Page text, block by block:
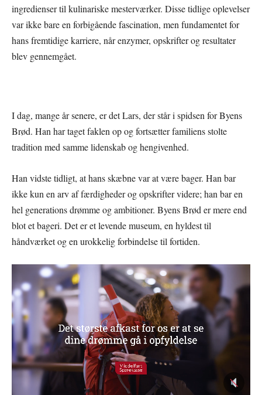
ingredienser til kulinariske mesterværker. Disse tidlige oplevelser
var ikke bare en forbigående fascination, men fundamentet for
hans fremtidige karriere, når enzymer, opskrifter og resultater
blev gennemgået.
I dag, mange år senere, er det Lars, der står i spidsen for Byens
Brød. Han har taget faklen op og fortsætter familiens stolte
tradition med samme lidenskab og hengivenhed.
Han vidste tidligt, at hans skæbne var at være bager. Han bar
ikke kun en arv af færdigheder og opskrifter videre; han bar en
hel generations drømme og ambitioner. Byens Brød er mere end
blot et bageri. Det er et levende museum, en hyldest til
håndværket og en urokkelig forbindelse til fortiden.